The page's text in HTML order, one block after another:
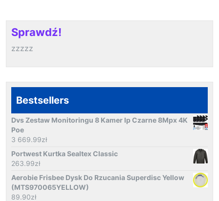
Sprawdź!
zzzzz
Bestsellers
Dvs Zestaw Monitoringu 8 Kamer Ip Czarne 8Mpx 4K
Poe
3 669.99zł
Portwest Kurtka Sealtex Classic
263.99zł
Aerobie Frisbee Dysk Do Rzucania Superdisc Yellow
(MTS970065YELLOW)
89.90zł